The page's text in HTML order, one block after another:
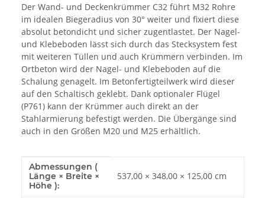
Der Wand- und Deckenkrümmer C32 führt M32 Rohre
im idealen Biegeradius von 30° weiter und fixiert diese
absolut betondicht und sicher zugentlastet. Der Nagel-
und Klebeboden lässt sich durch das Stecksystem fest
mit weiteren Tüllen und auch Krümmern verbinden. Im
Ortbeton wird der Nagel- und Klebeboden auf die
Schalung genagelt. Im Betonfertigteilwerk wird dieser
auf den Schaltisch geklebt. Dank optionaler Flügel
(P761) kann der Krümmer auch direkt an der
Stahlarmierung befestigt werden. Die Übergänge sind
auch in den Größen M20 und M25 erhältlich.
Produkteigenschaft
Wert
Abmessungen (
Länge × Breite ×
Höhe ):
537,00 × 348,00 × 125,00 cm